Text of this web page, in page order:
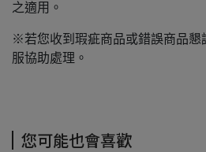
之適用。
※若您收到瑕疵商品或錯誤商品懇
服協助處理。
您可能也會喜歡